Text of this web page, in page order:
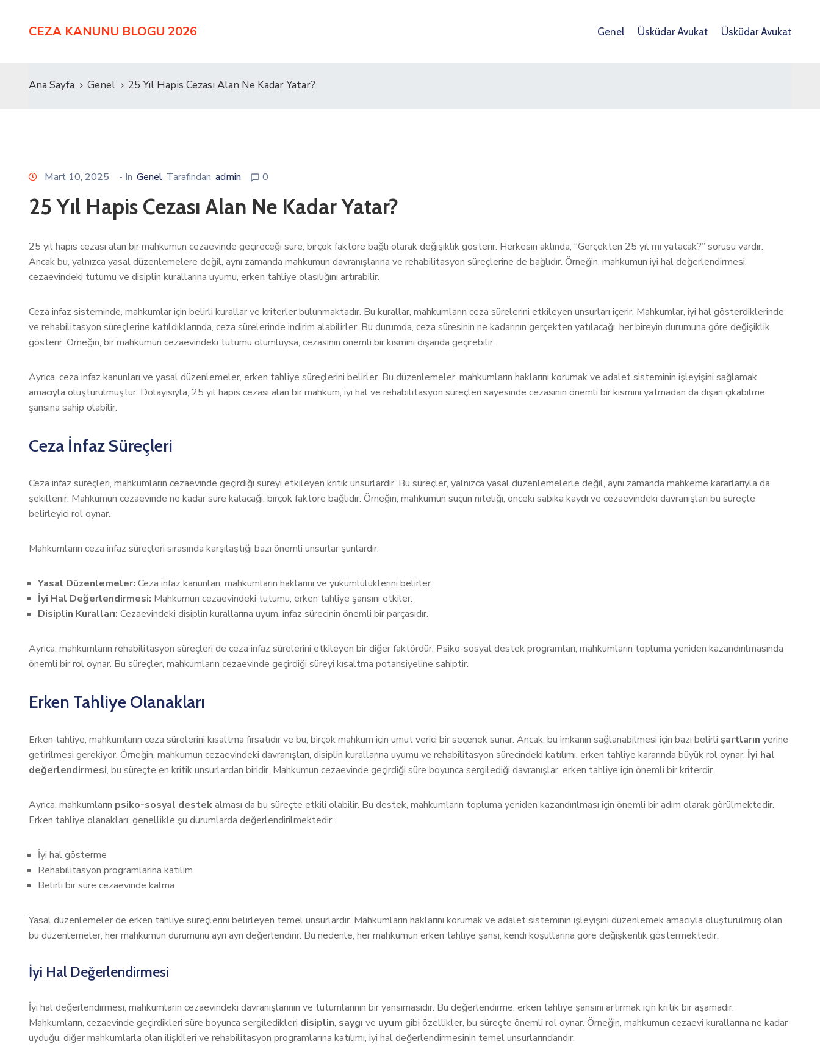
CEZA KANUNU BLOGU 2026 Genel Üsküdar Avukat Üsküdar Avukat
Ana Sayfa Genel 25 Yıl Hapis Cezası Alan Ne Kadar Yatar?
Mart 10, 2025 - In Genel Tarafından admin 0
25 Yıl Hapis Cezası Alan Ne Kadar Yatar?
25 yıl hapis cezası alan bir mahkumun cezaevinde geçireceği süre, birçok faktöre bağlı olarak değişiklik gösterir. Herkesin aklında, “Gerçekten 25 yıl mı yatacak?” sorusu vardır.
Ancak bu, yalnızca yasal düzenlemelere değil, aynı zamanda mahkumun davranışlarına ve rehabilitasyon süreçlerine de bağlıdır. Örneğin, mahkumun iyi hal değerlendirmesi,
cezaevindeki tutumu ve disiplin kurallarına uyumu, erken tahliye olasılığını artırabilir.
Ceza infaz sisteminde, mahkumlar için belirli kurallar ve kriterler bulunmaktadır. Bu kurallar, mahkumların ceza sürelerini etkileyen unsurları içerir. Mahkumlar, iyi hal gösterdiklerinde
ve rehabilitasyon süreçlerine katıldıklarında, ceza sürelerinde indirim alabilirler. Bu durumda, ceza süresinin ne kadarının gerçekten yatılacağı, her bireyin durumuna göre değişiklik
gösterir. Örneğin, bir mahkumun cezaevindeki tutumu olumluysa, cezasının önemli bir kısmını dışarıda geçirebilir.
Ayrıca, ceza infaz kanunları ve yasal düzenlemeler, erken tahliye süreçlerini belirler. Bu düzenlemeler, mahkumların haklarını korumak ve adalet sisteminin işleyişini sağlamak
amacıyla oluşturulmuştur. Dolayısıyla, 25 yıl hapis cezası alan bir mahkum, iyi hal ve rehabilitasyon süreçleri sayesinde cezasının önemli bir kısmını yatmadan da dışarı çıkabilme
şansına sahip olabilir.
Ceza İnfaz Süreçleri
Ceza infaz süreçleri, mahkumların cezaevinde geçirdiği süreyi etkileyen kritik unsurlardır. Bu süreçler, yalnızca yasal düzenlemelerle değil, aynı zamanda mahkeme kararlarıyla da
şekillenir. Mahkumun cezaevinde ne kadar süre kalacağı, birçok faktöre bağlıdır. Örneğin, mahkumun suçun niteliği, önceki sabıka kaydı ve cezaevindeki davranışları bu süreçte
belirleyici rol oynar.
Mahkumların ceza infaz süreçleri sırasında karşılaştığı bazı önemli unsurlar şunlardır:
Yasal Düzenlemeler: Ceza infaz kanunları, mahkumların haklarını ve yükümlülüklerini belirler.
İyi Hal Değerlendirmesi: Mahkumun cezaevindeki tutumu, erken tahliye şansını etkiler.
Disiplin Kuralları: Cezaevindeki disiplin kurallarına uyum, infaz sürecinin önemli bir parçasıdır.
Ayrıca, mahkumların rehabilitasyon süreçleri de ceza infaz sürelerini etkileyen bir diğer faktördür. Psiko-sosyal destek programları, mahkumların topluma yeniden kazandırılmasında
önemli bir rol oynar. Bu süreçler, mahkumların cezaevinde geçirdiği süreyi kısaltma potansiyeline sahiptir.
Erken Tahliye Olanakları
Erken tahliye, mahkumların ceza sürelerini kısaltma fırsatıdır ve bu, birçok mahkum için umut verici bir seçenek sunar. Ancak, bu imkanın sağlanabilmesi için bazı belirli şartların yerine
getirilmesi gerekiyor. Örneğin, mahkumun cezaevindeki davranışları, disiplin kurallarına uyumu ve rehabilitasyon sürecindeki katılımı, erken tahliye kararında büyük rol oynar. İyi hal
değerlendirmesi, bu süreçte en kritik unsurlardan biridir. Mahkumun cezaevinde geçirdiği süre boyunca sergilediği davranışlar, erken tahliye için önemli bir kriterdir.
Ayrıca, mahkumların psiko-sosyal destekalması da bu süreçte etkili olabilir. Bu destek, mahkumların topluma yeniden kazandırılması için önemli bir adım olarak görülmektedir.
Erken tahliye olanakları, genellikle şu durumlarda değerlendirilmektedir:
İyi hal gösterme
Rehabilitasyon programlarına katılım
Belirli bir süre cezaevinde kalma
Yasal düzenlemeler de erken tahliye süreçlerini belirleyen temel unsurlardır. Mahkumların haklarını korumak ve adalet sisteminin işleyişini düzenlemek amacıyla oluşturulmuş olan
bu düzenlemeler, her mahkumun durumunu ayrı ayrı değerlendirir. Bu nedenle, her mahkumun erken tahliye şansı, kendi koşullarına göre değişkenlik göstermektedir.
İyi Hal Değerlendirmesi
İyi hal değerlendirmesi, mahkumların cezaevindeki davranışlarının ve tutumlarının bir yansımasıdır. Bu değerlendirme, erken tahliye şansını artırmak için kritik bir aşamadır.
Mahkumların, cezaevinde geçirdikleri süre boyunca sergiledikleri disiplin, saygı ve uyum gibi özellikler, bu süreçte önemli rol oynar. Örneğin, mahkumun cezaevi kurallarına ne kadar
uyduğu, diğer mahkumlarla olan ilişkileri ve rehabilitasyon programlarına katılımı, iyi hal değerlendirmesinin temel unsurlarındandır.